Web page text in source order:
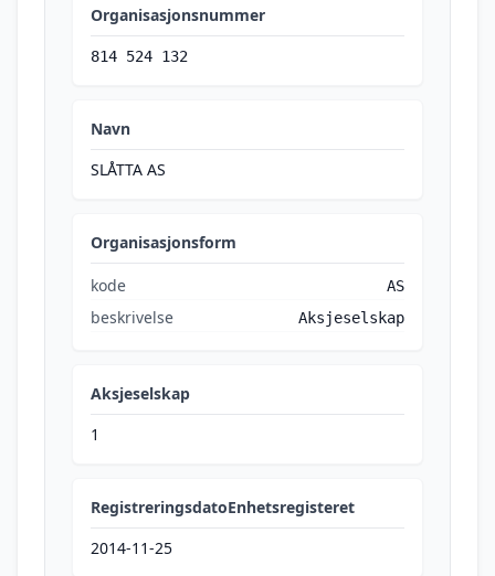
Organisasjonsnummer
814 524 132
Navn
SLÅTTA AS
Organisasjonsform
kode AS
beskrivelse Aksjeselskap
Aksjeselskap
1
RegistreringsdatoEnhetsregisteret
2014-11-25